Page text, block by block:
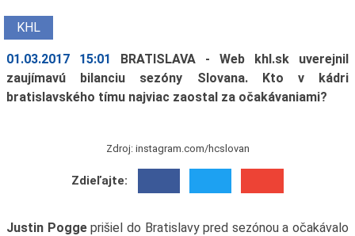
KHL
01.03.2017 15:01
BRATISLAVA - Web khl.sk uverejnil
zaujímavú bilanciu sezóny Slovana. Kto v kádri
bratislavského tímu najviac zaostal za očakávaniami?
Zdroj: instagram.com/hcslovan
Zdieľajte:
Justin Poggeprišiel do Bratislavy pred sezónou a očakávalo